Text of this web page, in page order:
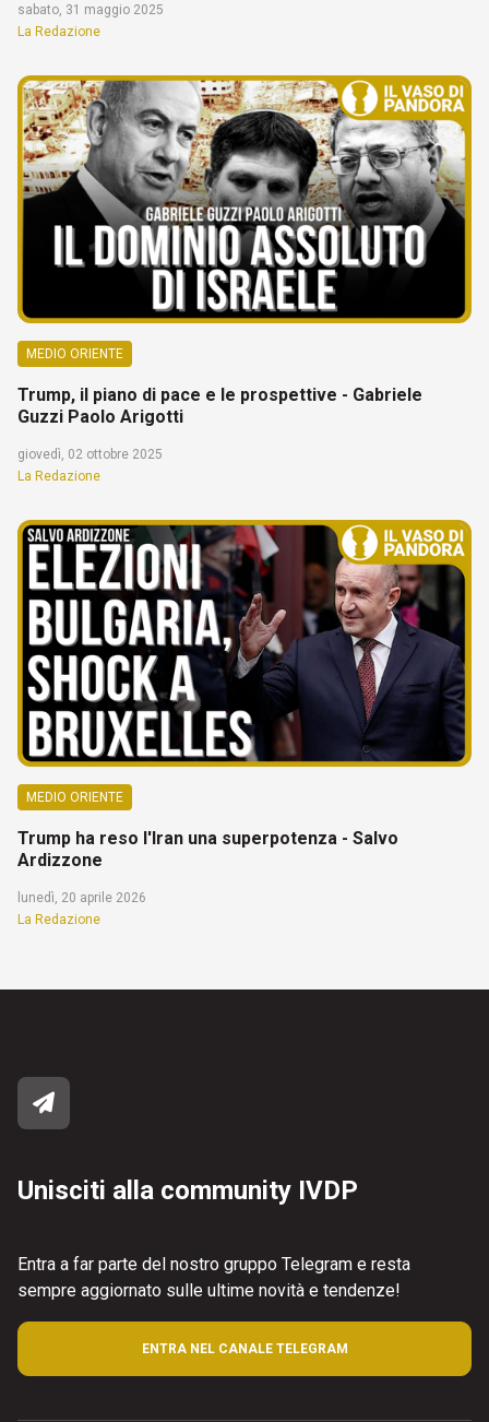
sabato, 31 maggio 2025
La Redazione
MEDIO ORIENTE
Trump, il piano di pace e le prospettive - Gabriele
Guzzi Paolo Arigotti
giovedì, 02 ottobre 2025
La Redazione
MEDIO ORIENTE
Trump ha reso l'Iran una superpotenza - Salvo
Ardizzone
lunedì, 20 aprile 2026
La Redazione
Unisciti alla community IVDP
Entra a far parte del nostro gruppo Telegram e resta
sempre aggiornato sulle ultime novità e tendenze!
ENTRA NEL CANALE TELEGRAM